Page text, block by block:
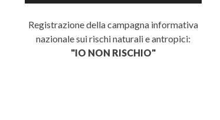
freccia
su/giù
Registrazione della campagna informativa
nazionale sui rischi naturali e antropici:
"IO NON RISCHIO"